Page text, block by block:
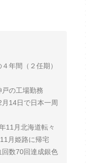
年間（２任期）
の工場勤務
14日で日本一周
11月北海道転々
月姫路に帰宅
数70回達成銀色